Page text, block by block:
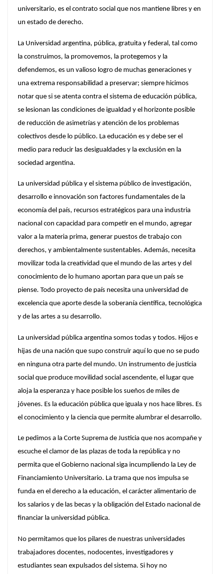
universitario, es el contrato social que nos mantiene libres y en
un estado de derecho.
La Universidad argentina, pública, gratuita y federal, tal como
la construimos, la promovemos, la protegemos y la
defendemos, es un valioso logro de muchas generaciones y
una extrema responsabilidad a preservar; siempre hicimos
notar que si se atenta contra el sistema de educación pública,
se lesionan las condiciones de igualdad y el horizonte posible
de reducción de asimetrías y atención de los problemas
colectivos desde lo público. La educación es y debe ser el
medio para reducir las desigualdades y la exclusión en la
sociedad argentina.
La universidad pública y el sistema público de investigación,
desarrollo e innovación son factores fundamentales de la
economía del país, recursos estratégicos para una industria
nacional con capacidad para competir en el mundo, agregar
valor a la materia prima, generar puestos de trabajo con
derechos, y ambientalmente sustentables. Además, necesita
movilizar toda la creatividad que el mundo de las artes y del
conocimiento de lo humano aportan para que un país se
piense. Todo proyecto de país necesita una universidad de
excelencia que aporte desde la soberanía científica, tecnológica
y de las artes a su desarrollo.
La universidad pública argentina somos todas y todos. Hijos e
hijas de una nación que supo construir aquí lo que no se pudo
en ninguna otra parte del mundo. Un instrumento de justicia
social que produce movilidad social ascendente, el lugar que
aloja la esperanza y hace posible los sueños de miles de
jóvenes. Es la educación pública que iguala y nos hace libres. Es
el conocimiento y la ciencia que permite alumbrar el desarrollo.
Le pedimos a la Corte Suprema de Justicia que nos acompañe y
escuche el clamor de las plazas de toda la república y no
permita que el Gobierno nacional siga incumpliendo la Ley de
Financiamiento Universitario. La trama que nos impulsa se
funda en el derecho a la educación, el carácter alimentario de
los salarios y de las becas y la obligación del Estado nacional de
financiar la universidad pública.
No permitamos que los pilares de nuestras universidades
trabajadores docentes, nodocentes, investigadores y
estudiantes sean expulsados del sistema. Si hoy no